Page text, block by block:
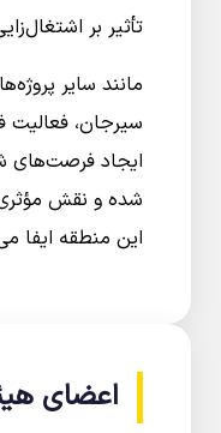
تأثیر بر
مانند سایر
سیرجان، فعالیت
ایجاد فرصت‌های
شده و نقش
این منطقه ایفا
اعضای